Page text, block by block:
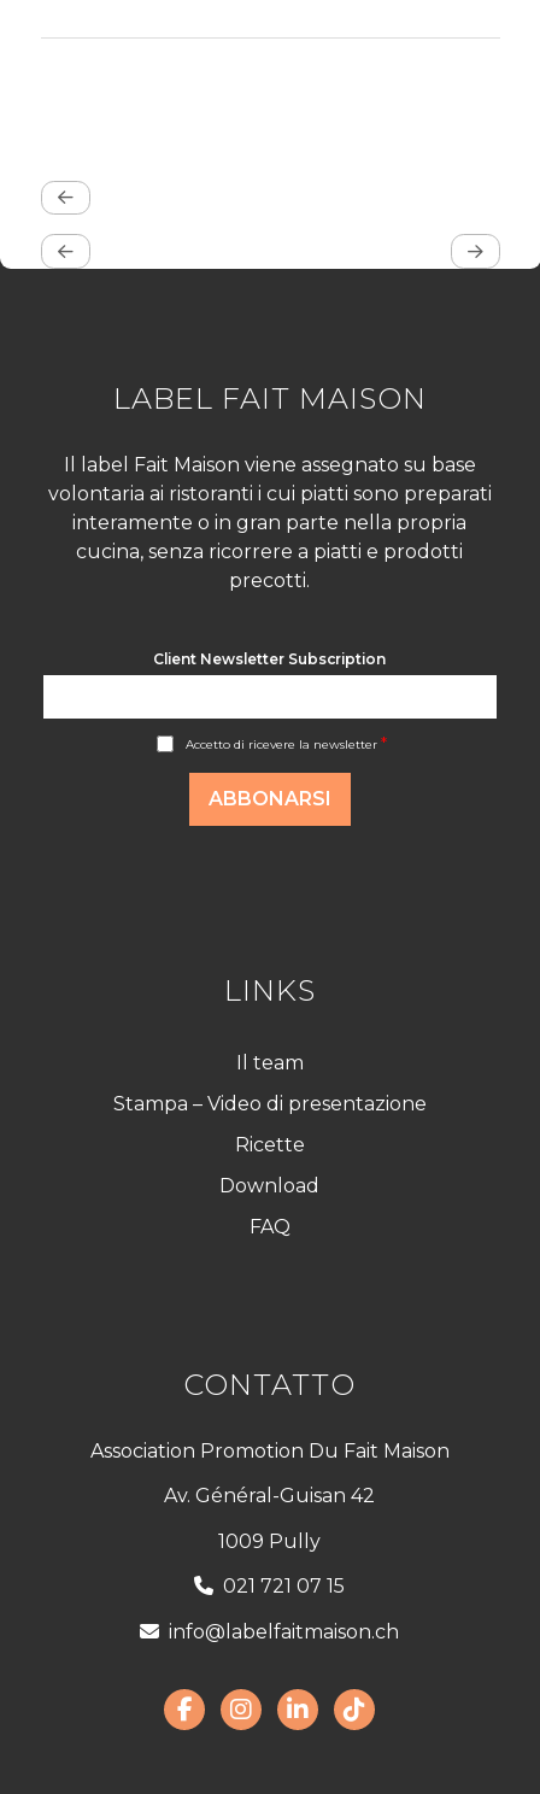
LABEL FAIT MAISON
Il label Fait Maison viene assegnato su base
volontaria ai ristoranti i cui piatti sono preparati
interamente o in gran parte nella propria
cucina, senza ricorrere a piatti e prodotti
precotti.
Client Newsletter Subscription
Accetto di ricevere la newsletter *
ABBONARSI
LINKS
Il team
Stampa – Video di presentazione
Ricette
Download
FAQ
CONTATTO
Association Promotion Du Fait Maison
Av. Général-Guisan 42
1009 Pully
021 721 07 15
info@labelfaitmaison.ch